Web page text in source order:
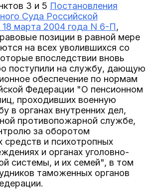
3 и 5 Постановления
Суда Российской
марта 2004 года N 6-П,
позиции в равной мере
на всех уволившихся со
впоследствии вновь
поступили на службу, дающую
обеспечение по нормам
Федерации "О пенсионном
проходивших военную
в органах внутренних дел,
противопожарной службе,
за оборотом
средств и психотропных
и органах уголовно-
системы, и их семей", в том
таможенных органов